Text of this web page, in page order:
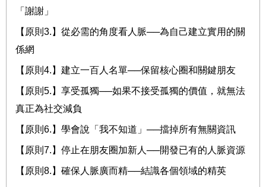
「謝謝」
【原則 3. 】從必需的角度看人脈──為自己建立實用的關
係網
【原則 4. 】建立一百人名單──保留核心圈和關鍵朋友
【原則 5. 】享受孤獨──如果不接受孤獨的價值，就無法
真正為社交減負
【原則 6. 】學會說「我不知道」 ──擋掉所有無關資訊
【原則 7. 】停止在朋友圈加新人 ──開發已有的人脈資源
【原則 8. 】確保人脈廣而精──結識各個領域的精英